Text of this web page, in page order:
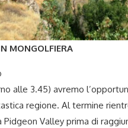
MONGOLFIERA
alle 3.45) avremo
regione. Al termine
Valley prima di